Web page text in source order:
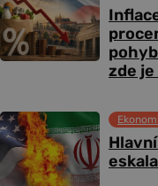
zde